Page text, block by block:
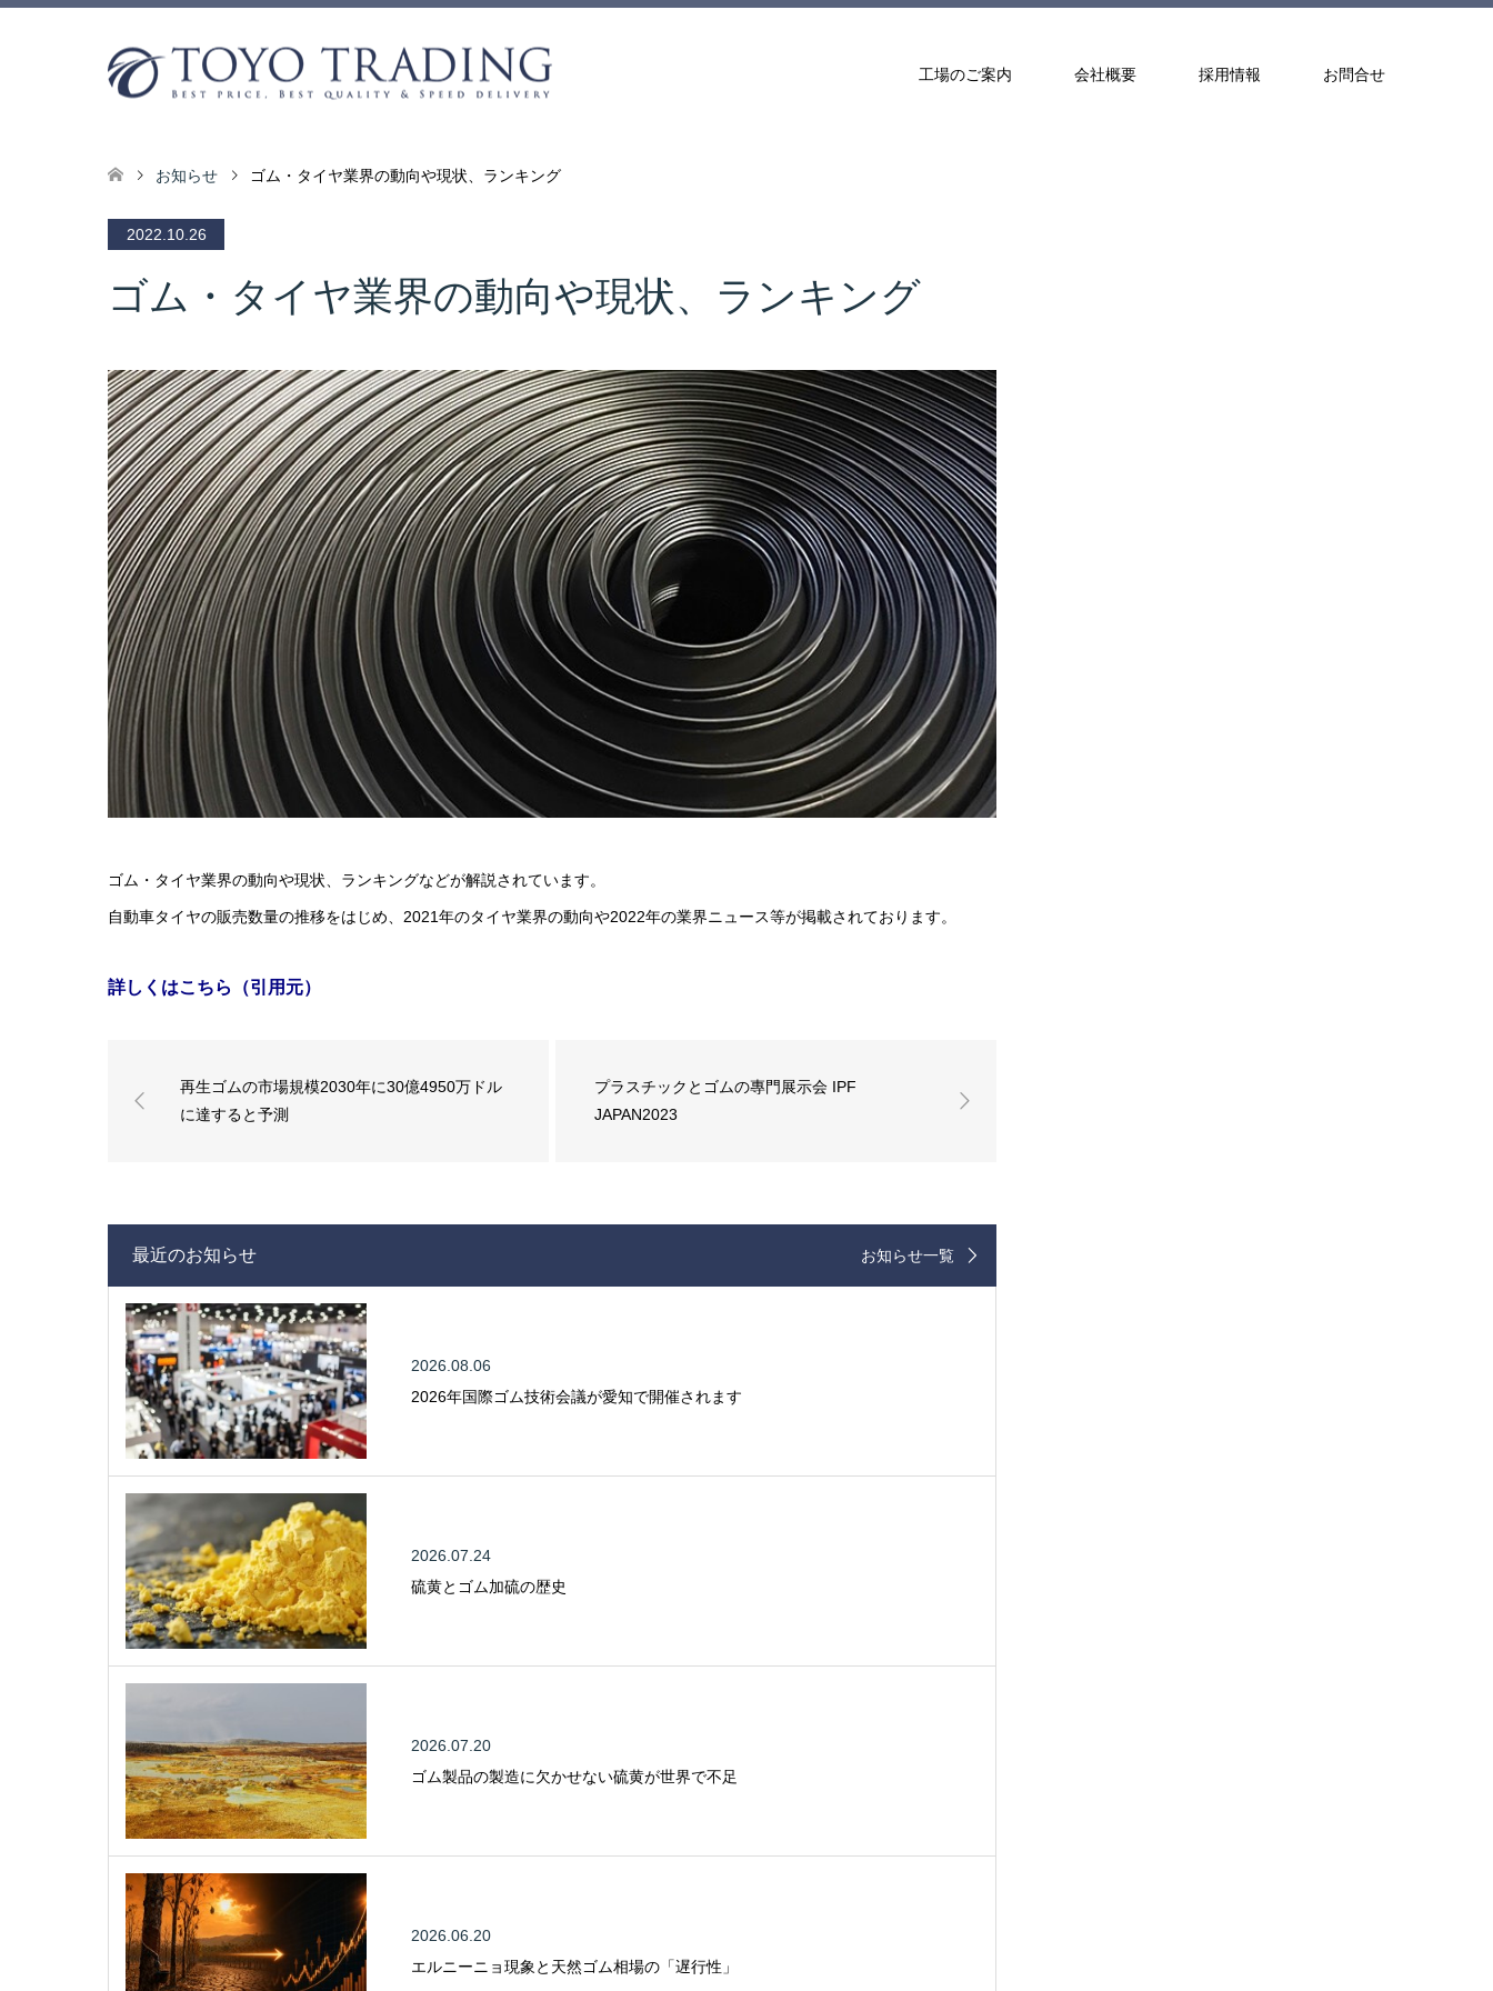
工場のご案内 会社概要 採用情報 お問合せ
お知らせ ゴム・タイヤ業界の動向や現状、ランキング
2022.10.26
ゴム・タイヤ業界の動向や現状、ランキング
ゴム・タイヤ業界の動向や現状、ランキングなどが解説されています。
自動車タイヤの販売数量の推移をはじめ、2021年のタイヤ業界の動向や2022年の業界ニュース等が掲載されております。
詳しくはこちら（引用元）
再生ゴムの市場規模2030年に30億4950万ドル
に達すると予測
プラスチックとゴムの專門展示会 IPF
JAPAN2023
最近のお知らせ お知らせ一覧
2026.08.06
2026年国際ゴム技術会議が愛知で開催されます
2026.07.24
硫黄とゴム加硫の歴史
2026.07.20
ゴム製品の製造に欠かせない硫黄が世界で不足
2026.06.20
エルニーニョ現象と天然ゴム相場の「遅行性」